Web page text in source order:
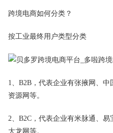
跨境电商如何分类？
按工业最终用户类型分类
1、B2B，代表企业有张掖网、
资源网等。
2、B2C，代表企业有米脉通、易
大龙网等。